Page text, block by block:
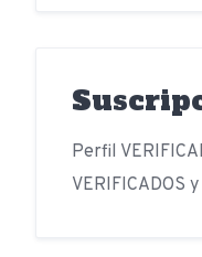
Perfil
VERIFICADOS